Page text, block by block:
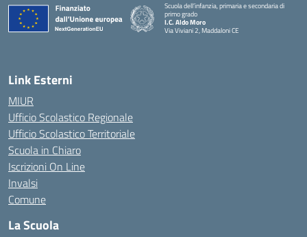
Scuola dell’infanzia, primaria e secondaria di
primo grado
I.C. Aldo Moro
Via Viviani 2, Maddaloni CE
Link Esterni
MIUR
Ufficio Scolastico Regionale
Ufficio Scolastico Territoriale
Scuola in Chiaro
Iscrizioni On Line
Invalsi
Comune
La Scuola